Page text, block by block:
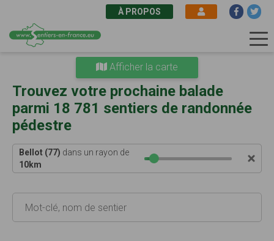
principal
À PROPOS
Trouvez votre prochaine balade
parmi 18 781 sentiers de randonnée
pédestre
Bellot (77) dans un rayon de
10km
Afficher la carte